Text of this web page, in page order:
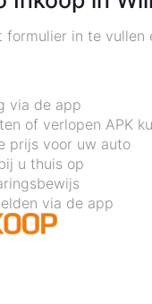
in te vullen
via de app
of verlopen APK
prijs voor uw auto
u thuis op
via de app